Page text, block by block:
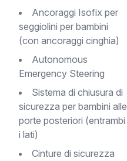
Ancoraggi Isofix per
seggiolini per bambini
(con ancoraggi cinghia)
Autonomous
Emergency Steering
Sistema di chiusura di
sicurezza per bambini alle
porte posteriori (entrambi
i lati)
Cinture di sicurezza